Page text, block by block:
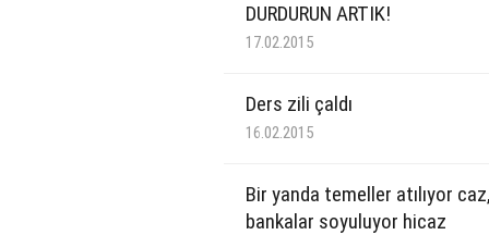
DURDURUN ARTIK!
17.02.2015
Ders zili çaldı
16.02.2015
Bir yanda temeller atılıyor
bankalar soyuluyor hicaz